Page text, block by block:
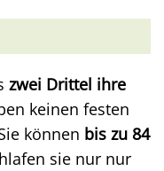
zwei Drittel ihre
keinen festen
können bis zu 84
sie nur nur